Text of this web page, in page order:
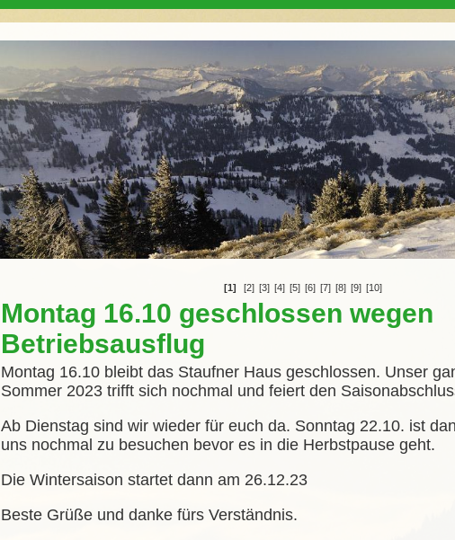
[1] [2] [3] [4] [5] [6] [7] [8] [9] [10]
Montag 16.10 geschlossen wegen
Betriebsausflug
Montag 16.10 bleibt das Staufner Haus geschlossen. Unser
Sommer 2023 trifft sich nochmal und feiert den
Ab Dienstag sind wir wieder für euch da. Sonntag 22.10. ist
uns nochmal zu besuchen bevor es in die Herbstpause geht.
Die Wintersaison startet dann am 26.12.23
Beste Grüße und danke fürs Verständnis.